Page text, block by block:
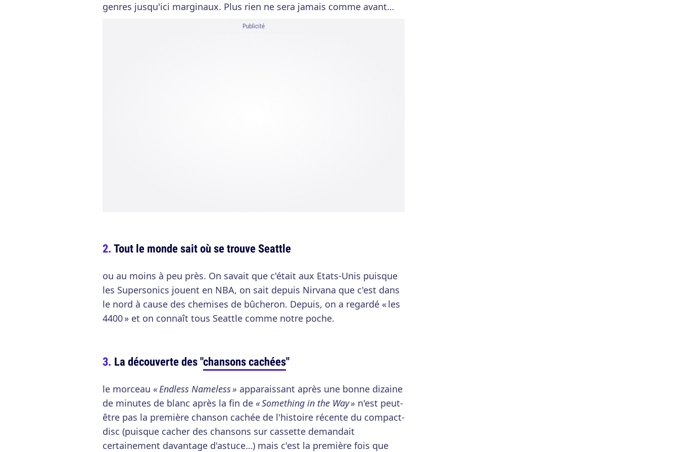
genres jusqu'ici marginaux. Plus rien ne sera jamais comme avant…
Publicité
Tout le monde sait où se trouve Seattle
ou au moins à peu près. On savait que c'était aux Etats-Unis puisque
les Supersonics jouent en NBA, on sait depuis Nirvana que c'est dans
le nord à cause des chemises de bûcheron. Depuis, on a regardé « les
4400 » et on connaît tous Seattle comme notre poche.
La découverte des "chansons cachées"
le morceau « Endless Nameless » apparaissant après une bonne dizaine
de minutes de blanc après la fin de « Something in the Way » n'est peut-
être pas la première chanson cachée de l'histoire récente du compact-
disc (puisque cacher des chansons sur cassette demandait
certainement davantage d'astuce…) mais c'est la première fois que